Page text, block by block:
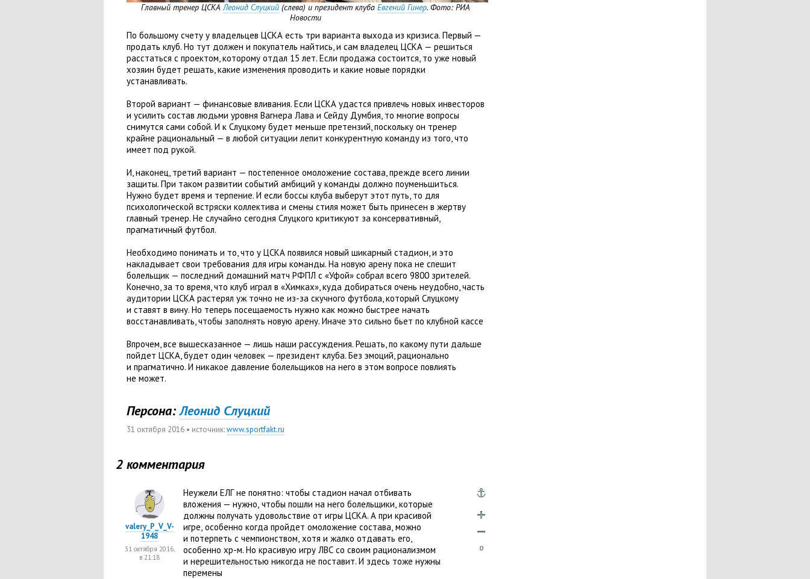
Главный тренер ЦСКАЛеонид Слуцкий (слева) и президент клуба Евгений Гинер. Фото: РИА
Новости
По большому счету у владельцев ЦСКА есть три варианта выхода из кризиса. Первый —
продать клуб. Но тут должен и покупатель найтись, и сам владелец ЦСКА — решиться
расстаться с проектом, которому отдал 15 лет. Если продажа состоится, то уже новый
хозяин будет решать, какие изменения проводить и какие новые порядки
устанавливать.
Второй вариант — финансовые вливания. Если ЦСКА удастся привлечь новых инвесторов
и усилить состав людьми уровня Вагнера Лава и Сейду Думбия, то многие вопросы
снимутся сами собой. И к Слуцкому будет меньше претензий, поскольку он тренер
крайне рациональный — в любой ситуации лепит конкурентную команду из того, что
имеет под рукой.
И, наконец, третий вариант — постепенное омоложение состава, прежде всего линии
защиты. При таком развитии событий амбиций у команды должно поуменьшиться.
Нужно будет время и терпение. И если боссы клуба выберут этот путь, то для
психологической встряски коллектива и смены стиля может быть принесен в жертву
главный тренер. Не случайно сегодня Слуцкого критикуют за консервативный,
прагматичный футбол.
Необходимо понимать и то, что у ЦСКА появился новый шикарный стадион, и это
накладывает свои требования для игры команды. На новую арену пока не спешит
болельщик — последний домашний матч РФПЛ с «Уфой» собрал всего 9800 зрителей.
Конечно, за то время, что клуб играл в «Химках», куда добираться очень неудобно, часть
аудитории ЦСКА растерял уж точно не из-за скучного футбола, который Слуцкому
и ставят в вину. Но теперь посещаемость нужно как можно быстрее начать
восстанавливать, чтобы заполнять новую арену. Иначе это сильно бьет по клубной кассе
Впрочем, все вышесказанное — лишь наши рассуждения. Решать, по какому пути дальше
пойдет ЦСКА, будет один человек — президент клуба. Без эмоций, рационально
и прагматично. И никакое давление болельщиков на него в этом вопросе повлиять
не может.
Персона: Леонид Слуцкий
31 октября 2016 • источник:www.sportfakt.ru
2 комментария
Неужели ЕЛГ не понятно: чтобы стадион начал отбивать
вложения — нужно, чтобы пошли на него болельщики, которые
должны получать удовольствие от игры ЦСКА. А при красивой
игре, особенно когда пройдет омоложение состава, можно
и потерпеть с чемпионством, хотя и жалко отдавать его,
особенно хр-м. Но красивую игру ЛВС со своим рационализмом
и нерешительностью никогда не поставит. И здесь тоже нужны
перемены
valery_P_V_V-
1948
31 октября 2016,
в 21:18
0